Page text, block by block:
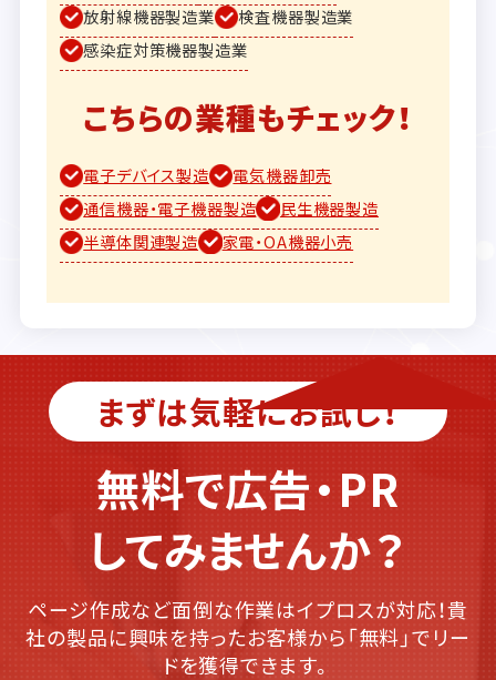
放射線機器製造業
検査機器製造業
感染症対策機器製造業
こちらの業種もチェック！
電子デバイス製造
電気機器卸売
通信機器・電子機器製造
民生機器製造
半導体関連製造
家電・OA機器小売
まずは気軽にお試し！
無料で広告・PR
してみませんか？
ページ作成など面倒な作業はイプロスが対応！貴
社の製品に興味を持ったお客様から「無料」でリー
ドを獲得できます。